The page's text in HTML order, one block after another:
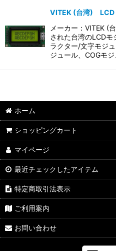
並び順:
絞り
VITEK (台湾) LCD
メーカー：VITEK (
された台湾のLCDモ
ラクター/文字モジ
ジュール、COGモ
ホーム
ショッピングカート
マイページ
最近チェックしたアイテム
特定商取引法表示
ご利用案内
お問い合わせ